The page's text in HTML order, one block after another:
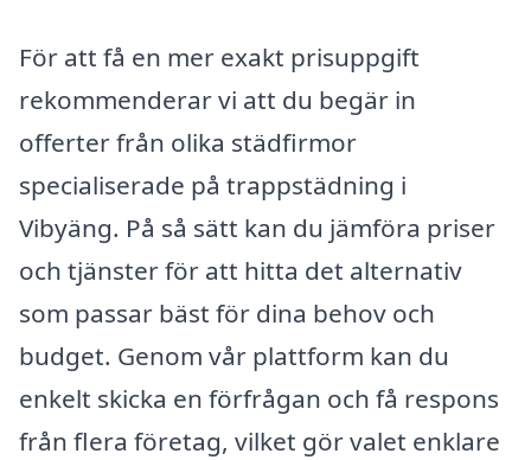
För att få en mer exakt prisuppgift
rekommenderar vi att du begär in
offerter från olika städfirmor
specialiserade på trappstädning i
Vibyäng. På så sätt kan du jämföra priser
och tjänster för att hitta det alternativ
som passar bäst för dina behov och
budget. Genom vår plattform kan du
enkelt skicka en förfrågan och få respons
från flera företag, vilket gör valet enklare